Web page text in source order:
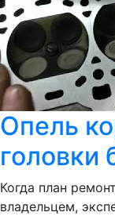
Опель
головки
Когда план
владельцем,